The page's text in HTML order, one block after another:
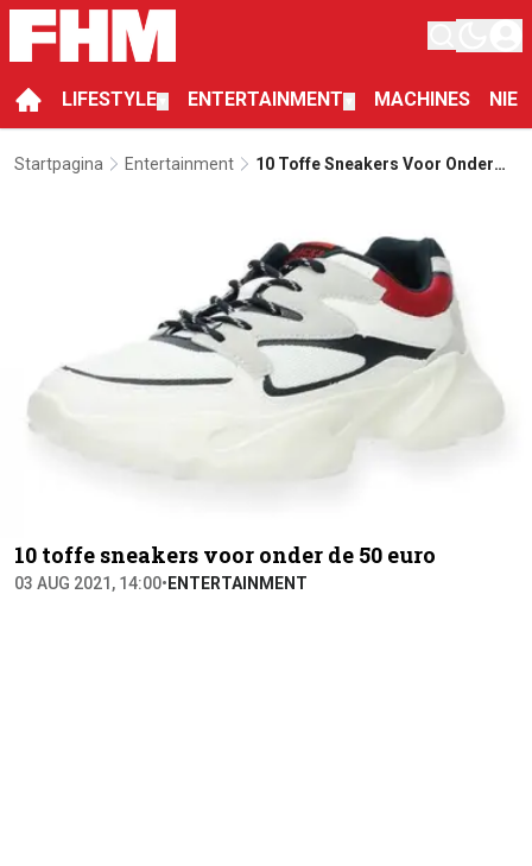
LIFESTYLE ENTERTAINMENT MACHINES
Startpagina Entertainment
10 Toffe Sneakers Voor Onder
10 toffe sneakers voor onder de 50 euro
03 AUG 2021, 14:00• ENTERTAINMENT